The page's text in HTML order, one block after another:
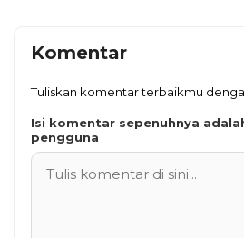
Komentar
Tuliskan komentar terbaikmu
Isi komentar sepenuhnya
pengguna